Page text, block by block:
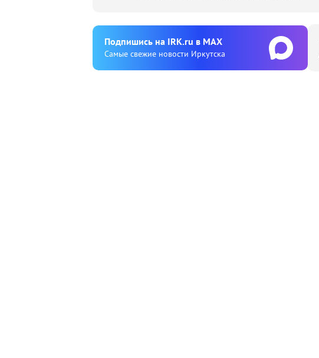
Подпишиcь на IRK.ru в MAX
Cамые свежие новости Иркутска